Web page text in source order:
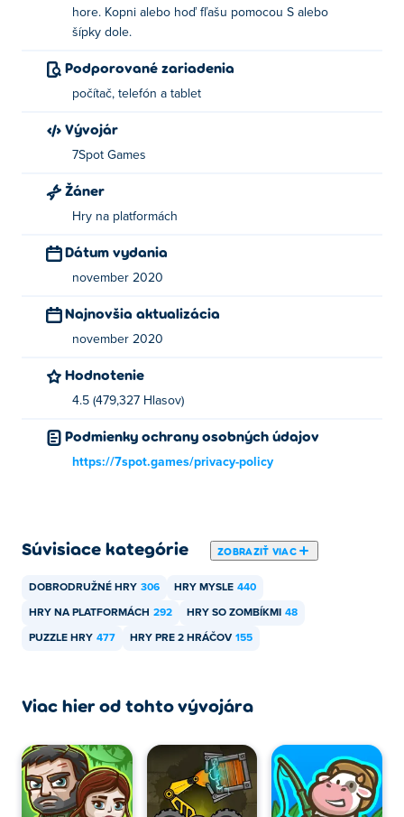
hore. Kopni alebo hoď fľašu pomocou S alebo
šípky dole.
Podporované zariadenia
počítač, telefón a tablet
Vývojár
7Spot Games
Žáner
Hry na platformách
Dátum vydania
november 2020
Najnovšia aktualizácia
november 2020
Hodnotenie
4.5 (479,327 Hlasov)
Podmienky ochrany osobných údajov
https://7spot.games/privacy-policy
Súvisiace kategórie ZOBRAZIŤ VIAC
DOBRODRUŽNÉ HRY 306 HRY MYSLE 440
HRY NA PLATFORMÁCH 292 HRY SO ZOMBÍKMI 48
PUZZLE HRY 477 HRY PRE 2 HRÁČOV 155
Viac hier od tohto vývojára